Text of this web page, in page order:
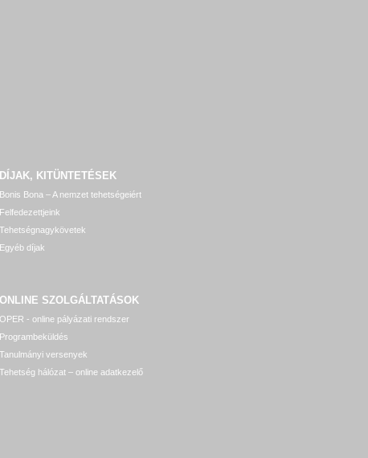
DÍJAK, KITÜNTETÉSEK
Bonis Bona – A nemzet tehetségeiért
Felfedezettjeink
Tehetségnagykövetek
Egyéb díjak
ONLINE SZOLGÁLTATÁSOK
OPER - online pályázati rendszer
Programbeküldés
Tanulmányi versenyek
Tehetség hálózat – online adatkezelő